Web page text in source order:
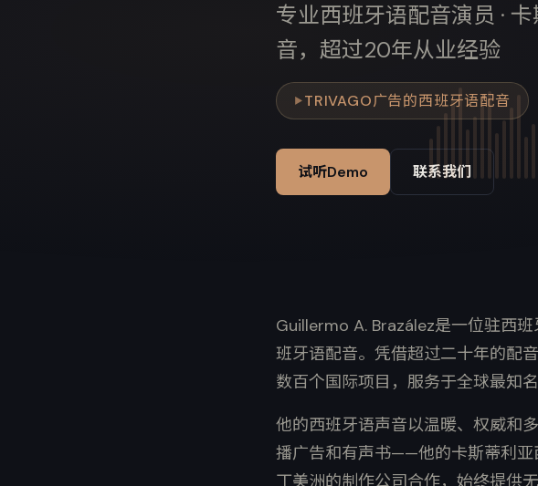
专业西班牙语配音演员 ·
音，超过20年从业经验
▶ TRIVAGO广告的西班牙语配音
试听Demo 联系我们
Guillermo A. Brazález是一位驻西
班牙语配音。凭借超过二十年的配
数百个国际项目，服务于全球最知名
他的西班牙语声音以温暖、权威和
播广告和有声书——他的卡斯蒂利亚